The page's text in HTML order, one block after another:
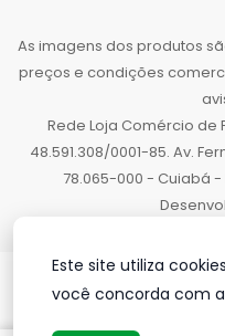
As imagens dos produtos
preços e condições
Rede Loja Comércio de
48.591.308/0001-85. Av.
78.065-000 - Cuiabá
Este site utiliza
você concorda com